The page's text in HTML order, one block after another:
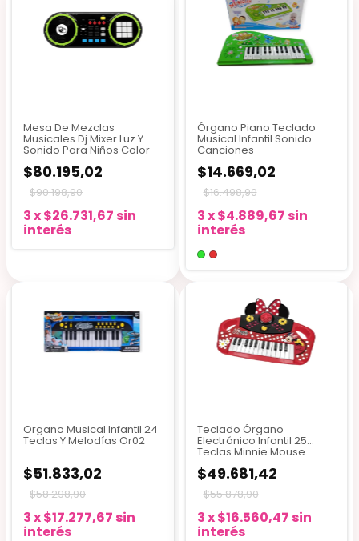
Mesa De Mezclas
Musicales Dj Mixer Luz Y
Sonido Para Niños Color
$80.195,02
$90.198,90
3x$26.731,67 sin
interés
Órgano Piano Teclado
Musical Infantil Sonido
Canciones
$14.669,02
$16.498,90
3x$4.889,67 sin
interés
Organo Musical Infantil 24
Teclas Y Melodías Or02
$51.833,02
$58.298,90
3x$17.277,67 sin
interés
Teclado Órgano
Electrónico Infantil 25
Teclas Minnie Mouse
$49.681,42
$55.878,90
3x$16.560,47 sin
interés